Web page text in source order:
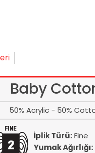
Baby
50% Acrylic - 50%
İplik Türü:Fine
Yumak Ağırlığı: